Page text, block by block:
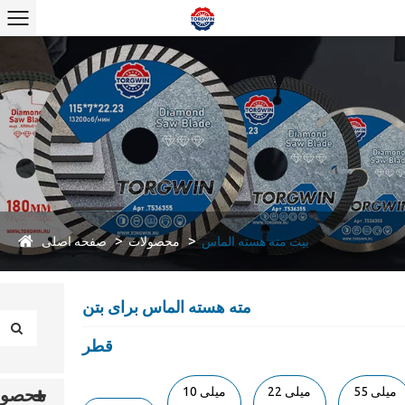
صفحه اصلی محصولات بیت مته هسته الماس
مته هسته الماس برای بتن
قطر
10 میلی
22 میلی
55 میلی